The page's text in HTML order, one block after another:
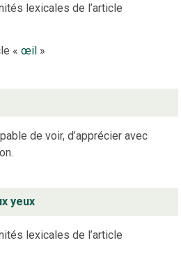
lexicales de l’article
«œil »
de voir, d’apprécier avec
yeux
lexicales de l’article